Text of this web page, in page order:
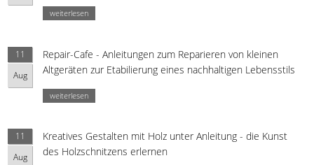
weiterlesen
11
Aug
Repair-Cafe - Anleitungen zum Reparieren von kleinen
Altgeräten zur Etabilierung eines nachhaltigen Lebensstils
weiterlesen
11
Aug
Kreatives Gestalten mit Holz unter Anleitung - die Kunst
des Holzschnitzens erlernen